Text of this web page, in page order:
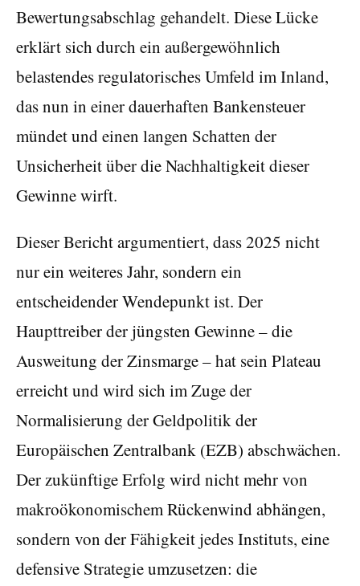
Bewertungsabschlag gehandelt. Diese Lücke
erklärt sich durch ein außergewöhnlich
belastendes regulatorisches Umfeld im Inland,
das nun in einer dauerhaften Bankensteuer
mündet und einen langen Schatten der
Unsicherheit über die Nachhaltigkeit dieser
Gewinne wirft.
Dieser Bericht argumentiert, dass 2025 nicht
nur ein weiteres Jahr, sondern ein
entscheidender Wendepunkt ist. Der
Haupttreiber der jüngsten Gewinne – die
Ausweitung der Zinsmarge – hat sein Plateau
erreicht und wird sich im Zuge der
Normalisierung der Geldpolitik der
Europäischen Zentralbank (EZB) abschwächen.
Der zukünftige Erfolg wird nicht mehr von
makroökonomischem Rückenwind abhängen,
sondern von der Fähigkeit jedes Instituts, eine
defensive Strategie umzusetzen: die